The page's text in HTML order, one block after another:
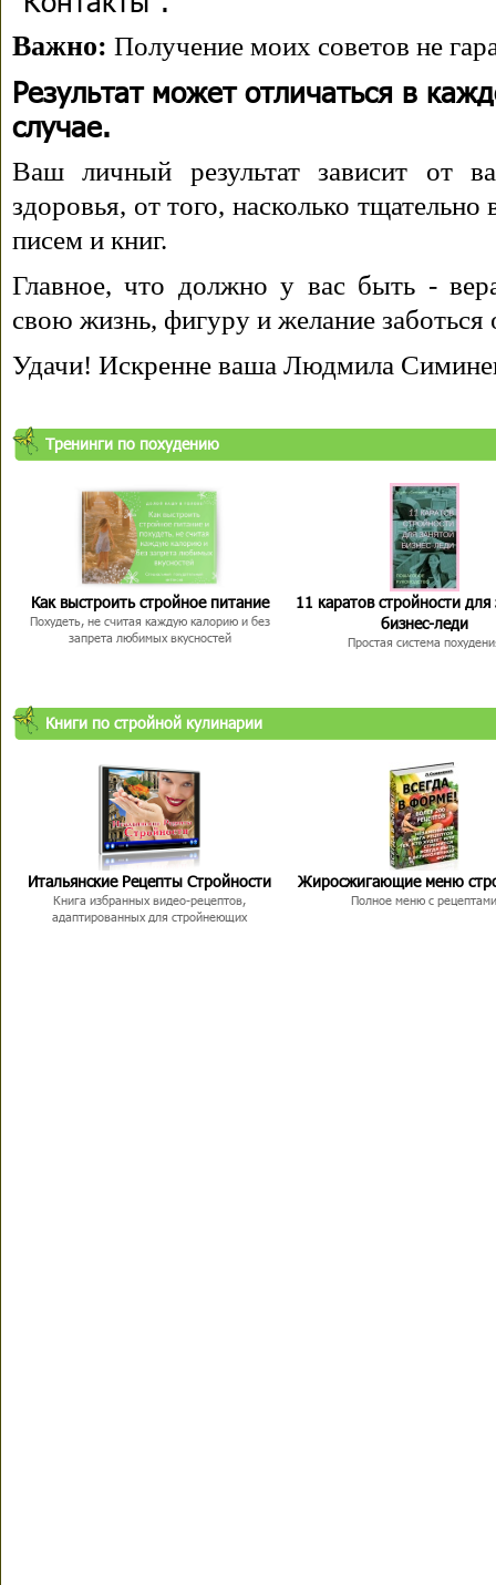
Важно: Получение моих советов не
Результат может отличаться в
случае.
Ваш личный результат зависит от
здоровья, от того, насколько
писем и книг.
Главное, что должно у вас быть -
свою жизнь, фигуру и желание заботься
Удачи! Искренне ваша Людмила
Тренинги по похудению
Как выстроить стройное питание
Похудеть, не считая каждую калорию и без
запрета любимых вкусностей
11 каратов стройности для
бизнес-леди
Простая система
Книги по стройной кулинарии
Итальянские Рецепты Стройности
Книга избранных видео-рецептов,
адаптированных для стройнеющих
Жиросжигающие меню
Полное меню с рецептами